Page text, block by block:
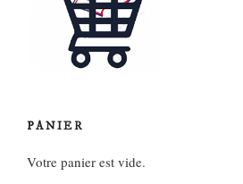
PANIER
Votre panier est vide.